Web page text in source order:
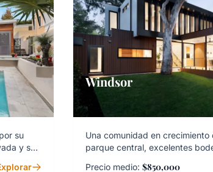
su
y su
Windsor
Una comunidad en
parque central, excelentes
Precio medio: $850,000